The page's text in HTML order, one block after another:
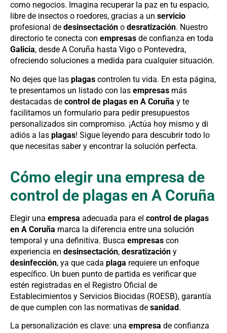
como negocios. Imagina recuperar la paz en tu espacio,
libre de insectos o roedores, gracias a un servicio
profesional de desinsectación o desratización. Nuestro
directorio te conecta con empresas de confianza en toda
Galicia, desde A Coruña hasta Vigo o Pontevedra,
ofreciendo soluciones a medida para cualquier situación.
No dejes que las plagas controlen tu vida. En esta página,
te presentamos un listado con las empresas más
destacadas de control de plagas en A Coruña y te
facilitamos un formulario para pedir presupuestos
personalizados sin compromiso. ¡Actúa hoy mismo y di
adiós a las plagas! Sigue leyendo para descubrir todo lo
que necesitas saber y encontrar la solución perfecta.
Cómo elegir una empresa de
control de plagas en A Coruña
Elegir una empresa adecuada para el control de plagas
en A Coruña marca la diferencia entre una solución
temporal y una definitiva. Busca empresas con
experiencia en desinsectación, desratización y
desinfección, ya que cada plaga requiere un enfoque
específico. Un buen punto de partida es verificar que
estén registradas en el Registro Oficial de
Establecimientos y Servicios Biocidas (ROESB), garantía
de que cumplen con las normativas de sanidad.
La personalización es clave: una empresa de confianza